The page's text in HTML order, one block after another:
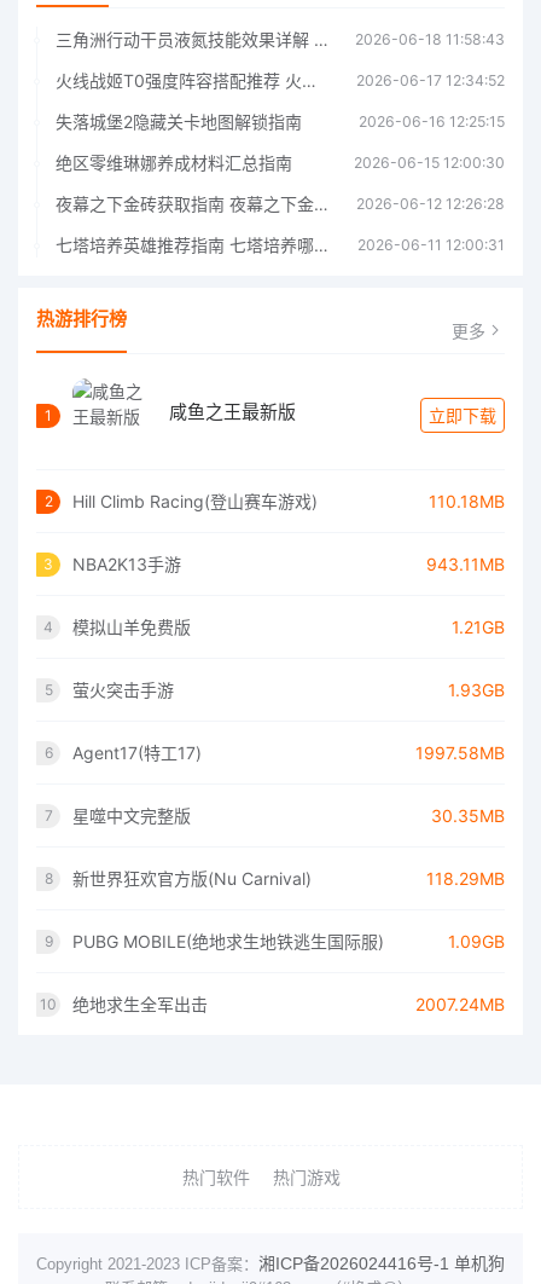
三角洲行动干员液氮技能效果详解 三角洲行动干员液氮技能介绍 2026-06-18 11:58:43
火线战姬T0强度阵容搭配推荐 火线战姬T0强度阵容哪个好 2026-06-17 12:34:52
失落城堡2隐藏关卡地图解锁指南 2026-06-16 12:25:15
绝区零维琳娜养成材料汇总指南 2026-06-15 12:00:30
夜幕之下金砖获取指南 夜幕之下金砖获取方法 2026-06-12 12:26:28
七塔培养英雄推荐指南 七塔培养哪个英雄好 2026-06-11 12:00:31
热游排行榜 更多
1 咸鱼之王最新版 立即下载
2 Hill Climb Racing(登山赛车游戏) 110.18MB
3 NBA2K13手游 943.11MB
4 模拟山羊免费版 1.21GB
5 萤火突击手游 1.93GB
6 Agent17(特工17) 1997.58MB
7 星噬中文完整版 30.35MB
8 新世界狂欢官方版(Nu Carnival) 118.29MB
9 PUBG MOBILE(绝地求生地铁逃生国际服) 1.09GB
10 绝地求生全军出击 2007.24MB
热门软件 热门游戏
Copyright 2021-2023 ICP备案： 湘ICP备2026024416号-1 单机狗